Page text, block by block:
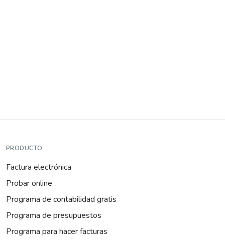
PRODUCTO
Factura electrónica
Probar online
Programa de contabilidad gratis
Programa de presupuestos
Programa para hacer facturas